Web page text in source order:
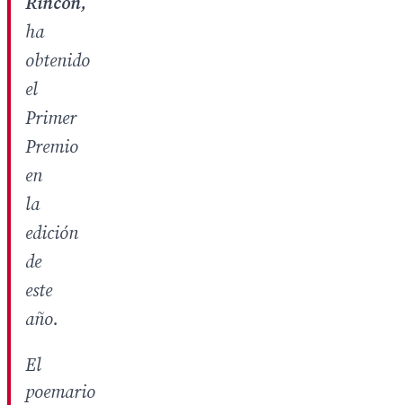
ha
obtenido
el
Primer
Premio
en
la
edición
de
este
año.
El
poemario